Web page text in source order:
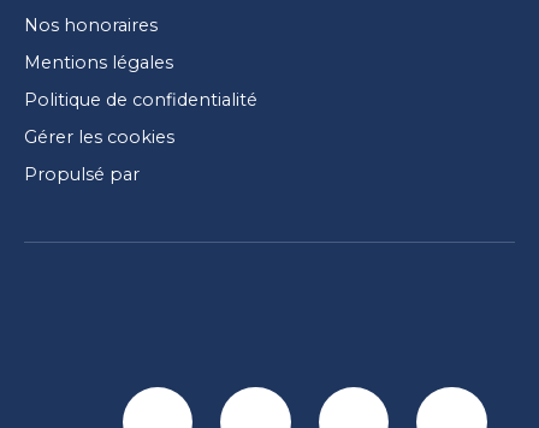
Nos honoraires
Mentions légales
Politique de confidentialité
Gérer les cookies
Propulsé par